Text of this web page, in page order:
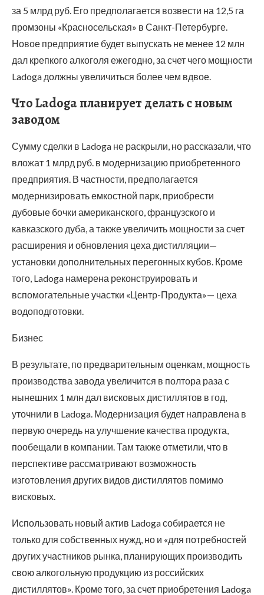
за 5 млрд руб. Его предполагается возвести на 12,5 га
промзоны «Красносельская» в Санкт-Петербурге.
Новое предприятие будет выпускать не менее 12 млн
дал крепкого алкоголя ежегодно, за счет чего мощности
Ladoga должны увеличиться более чем вдвое.
Что Ladoga планирует делать с новым
заводом
Сумму сделки в Ladoga не раскрыли, но рассказали, что
вложат 1 млрд руб. в модернизацию приобретенного
предприятия. В частности, предполагается
модернизировать емкостной парк, приобрести
дубовые бочки американского, французского и
кавказского дуба, а также увеличить мощности за счет
расширения и обновления цеха дистилляции—
установки дополнительных перегонных кубов. Кроме
того, Ladoga намерена реконструировать и
вспомогательные участки «Центр-Продукта»— цеха
водоподготовки.
Бизнес
В результате, по предварительным оценкам, мощность
производства завода увеличится в полтора раза с
нынешних 1 млн дал висковых дистиллятов в год,
уточнили в Ladoga. Модернизация будет направлена в
первую очередь на улучшение качества продукта,
пообещали в компании. Там также отметили, что в
перспективе рассматривают возможность
изготовления других видов дистиллятов помимо
висковых.
Использовать новый актив Ladoga собирается не
только для собственных нужд, но и «для потребностей
других участников рынка, планирующих производить
свою алкогольную продукцию из российских
дистиллятов». Кроме того, за счет приобретения Ladoga